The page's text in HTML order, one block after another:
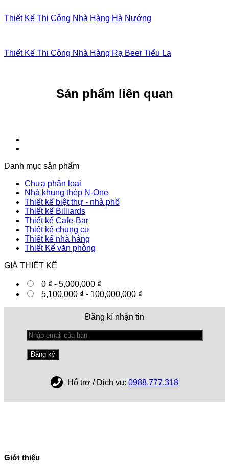
Thiết Kế Thi Công Nhà Hàng Hà Nướng
Thiết Kế Thi Công Nhà Hàng Rạ Beer Tiểu La
Sản phẩm liên quan
Danh mục sản phẩm
Chưa phân loại
Nhà khung thép N-One
Thiết kế biệt thự - nhà phố
Thiết kế Billiards
Thiết kế Cafe-Bar
Thiết kế chung cư
Thiết kế nhà hàng
Thiết Kế văn phòng
GIÁ THIẾT KẾ
0 ₫ - 5,000,000 ₫
5,100,000 ₫ - 100,000,000 ₫
Đăng kí nhận tin
Hỗ trợ / Dịch vụ: 0988.777.318
Giới thiệu